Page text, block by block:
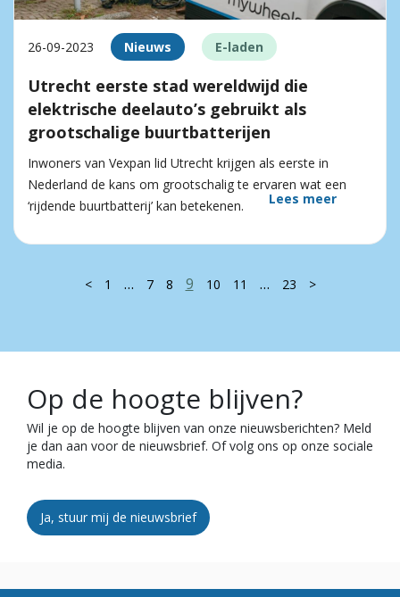
26-09-2023 Nieuws E-laden
Utrecht eerste stad wereldwijd die
elektrische deelauto’s gebruikt als
grootschalige buurtbatterijen
Inwoners van Vexpan lid Utrecht krijgen als eerste in
Nederland de kans om grootschalig te ervaren wat een
‘rijdende buurtbatterij’ kan betekenen.
Lees meer
< 1 … 7 8 9 10 11 … 23 >
Op de hoogte blijven?
Wil je op de hoogte blijven van onze nieuwsberichten? Meld
je dan aan voor de nieuwsbrief. Of volg ons op onze sociale
media.
Ja, stuur mij de nieuwsbrief